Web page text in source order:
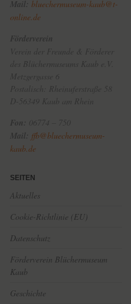
Mail: bluechermuseum-kaub@t-
online.de
Förderverein
Verein der Freunde & Förderer
des Blüchermuseums Kaub e.V.
Metzgergasse 6
Postalisch: Rheinuferstraße 58
D-56349 Kaub am Rhein
Fon: 06774 – 750
Mail: ffb@bluechermuseum-
kaub.de
SEITEN
Aktuelles
Cookie-Richtlinie (EU)
Datenschutz
Förderverein Blüchermuseum
Kaub
Geschichte